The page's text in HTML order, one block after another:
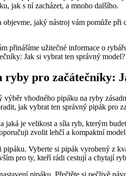
jak ⁤s ní zacházet, a mnoho⁢ dalšího.
jaký nástroj vám pomůže
přinášíme⁤ užitečné informace o
ryby pro ‍začátečníky:
⁤vhodného pipáku​ na ryby
jak ‌vybrat ten správný pipák pro
je velikost a ‍síla⁣ ryb, kterým
zvolit lehčí‌ a kompaktní‍
Vyberte si pipák vyrobený ⁤z
pro ty, kteří ​rádi‌ cestují a chytají‌
pipáku. Přečtěte si pečlivě